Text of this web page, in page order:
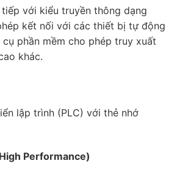
với kiểu truyền thông dạng
kết nối với các thiết bị tự động
phần mềm cho phép truy xuất
khác.
lập trình (PLC) với thẻ nhớ
Performance)